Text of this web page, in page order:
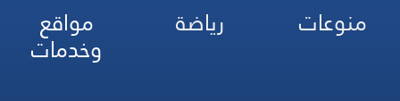
منوعات
رياضة مواقع
وخدمات